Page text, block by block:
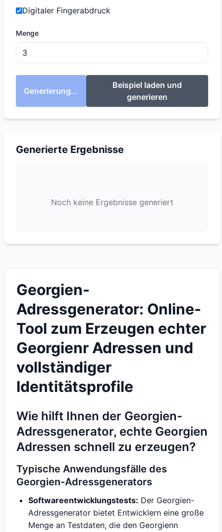
Digitaler Fingerabdruck
Menge
Generierung...
Beispiel laden und
generieren
Generierte Ergebnisse
Noch keine Ergebnisse generiert
Georgien-
Adressgenerator: Online-
Tool zum Erzeugen echter
Georgienr Adressen und
vollständiger
Identitätsprofile
Wie hilft Ihnen der Georgien-
Adressgenerator, echte Georgien
Adressen schnell zu erzeugen?
Typische Anwendungsfälle des
Georgien-Adressgenerators
Softwareentwicklungstests: Der Georgien-
Adressgenerator bietet Entwicklern eine große
Menge an Testdaten, die den Georgienn